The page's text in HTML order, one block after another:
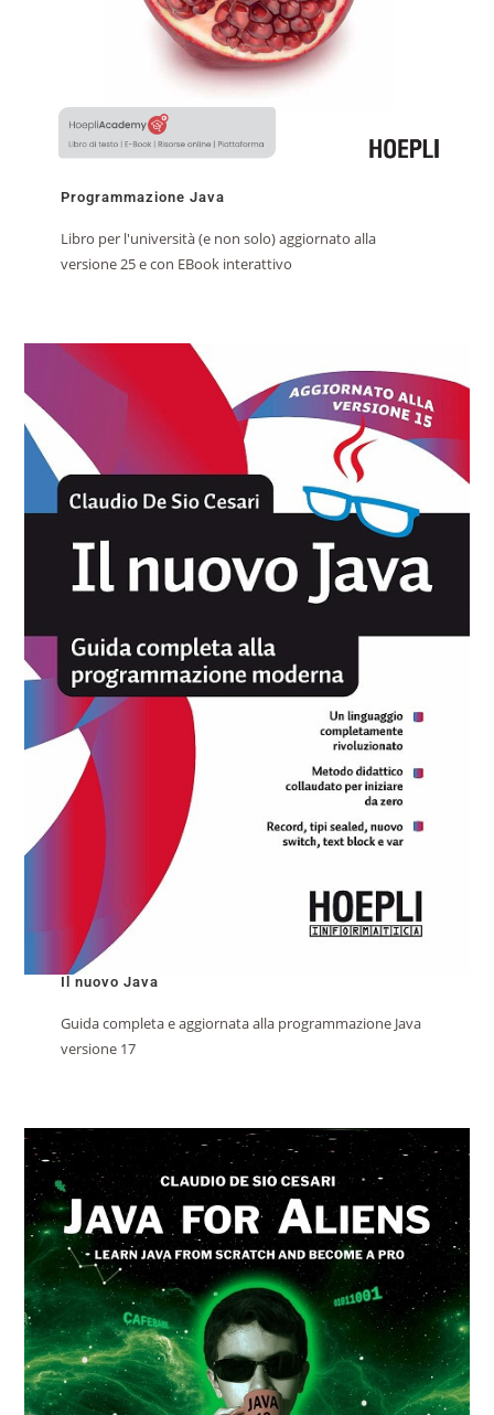
Programmazione Java
Libro per l'università (e non solo) aggiornato alla
versione 25 e con EBook interattivo
Il nuovo Java
Guida completa e aggiornata alla programmazione Java
versione 17